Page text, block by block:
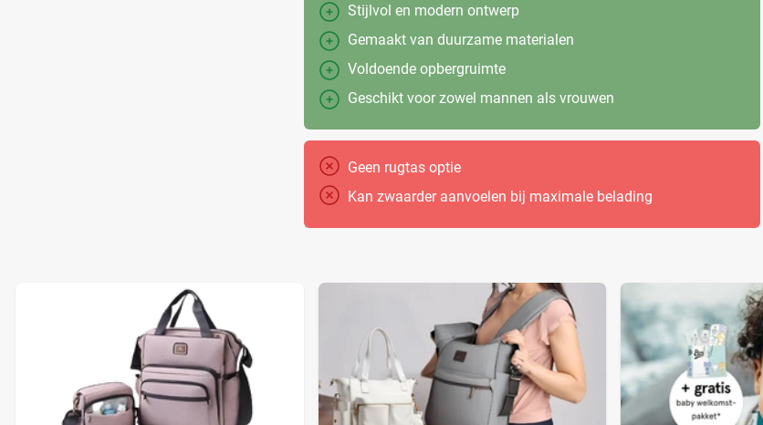
Stijlvol en modern ontwerp
Gemaakt van duurzame materialen
Voldoende opbergruimte
Geschikt voor zowel mannen als vrouwen
Geen rugtas optie
Kan zwaarder aanvoelen bij maximale belading